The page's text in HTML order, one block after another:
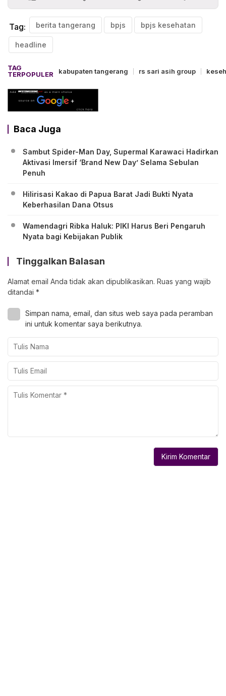
Tag: berita tangerang bpjs bpjs kesehatan
headline
TAG
TERPOPULER
kabupaten tangerang rs sari asih group
Baca Juga
Sambut Spider-Man Day, Supermal Karawaci Hadirkan
Aktivasi Imersif ‘Brand New Day’ Selama Sebulan
Penuh
Hilirisasi Kakao di Papua Barat Jadi Bukti Nyata
Keberhasilan Dana Otsus
Wamendagri Ribka Haluk: PIKI Harus Beri Pengaruh
Nyata bagi Kebijakan Publik
Tinggalkan Balasan
Alamat email Anda tidak akan dipublikasikan. Ruas yang wajib
ditandai *
Simpan nama, email, dan situs web saya pada peramban
ini untuk komentar saya berikutnya.